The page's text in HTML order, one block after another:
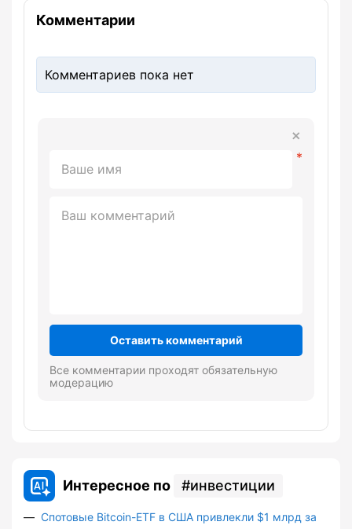
Комментарии
Комментариев пока нет
Оставить комментарий
Все комментарии проходят обязательную
модерацию
Интересное по инвестиции
Спотовые Bitcoin-ETF в США привлекли $1 млрд за